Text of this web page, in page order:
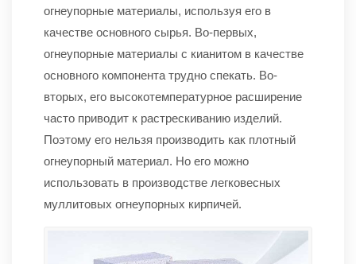
огнеупорные материалы, используя его в
качестве основного сырья. Во-первых,
огнеупорные материалы с кианитом в качестве
основного компонента трудно спекать. Во-
вторых, его высокотемпературное расширение
часто приводит к растрескиванию изделий.
Поэтому его нельзя производить как плотный
огнеупорный материал. Но его можно
использовать в производстве легковесных
муллитовых огнеупорных кирпичей.